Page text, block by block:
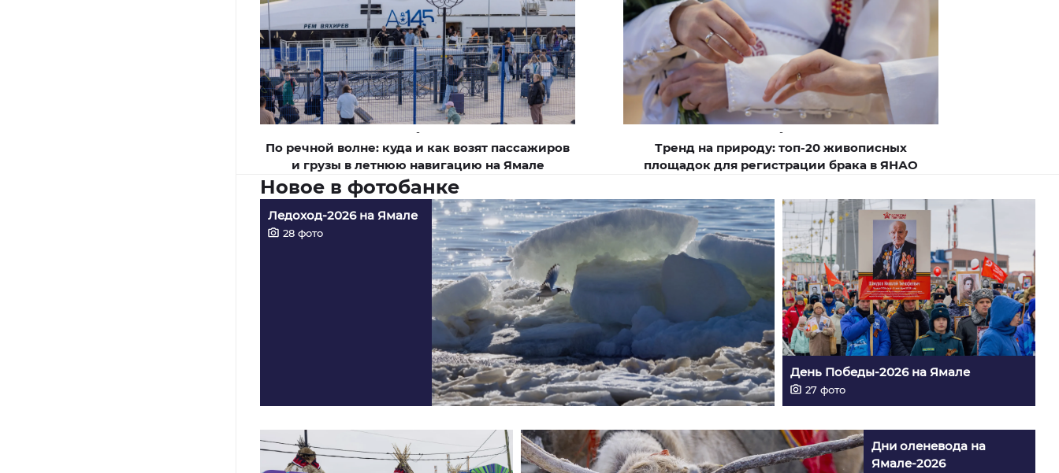
-
По речной волне: куда и как возят пассажиров
и грузы в летнюю навигацию на Ямале
-
Тренд на природу: топ-20 живописных
площадок для регистрации брака в ЯНАО
Новое в фотобанке
Ледоход-2026 на Ямале
28 фото
День Победы-2026 на Ямале
27фото
Дни оленевода на
Ямале-2026